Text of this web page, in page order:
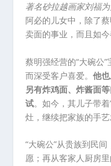
著名砂拉越画家刘福
阿必的儿女中，除了
卖面的事业，而且如
蔡明强经营的“大碗公
而深受客户喜爱。他
另有炸鸡面、炸酱面
试。如今，其儿子带
灶，继续把家族的手艺
“大碗公”从贵族到民
愿；再从客家人厨房